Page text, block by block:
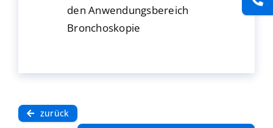
den Anwendungsbereich
Bronchoskopie
zurück